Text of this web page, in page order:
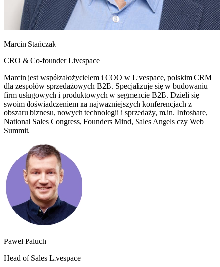
Marcin Stańczak
CRO & Co-founder Livespace
Marcin jest współzałożycielem i COO w Livespace, polskim CRM
dla zespołów sprzedażowych B2B. Specjalizuje się w budowaniu
firm usługowych i produktowych w segmencie B2B. Dzieli się
swoim doświadczeniem na najważniejszych konferencjach z
obszaru biznesu, nowych technologii i sprzedaży, m.in. Infoshare,
National Sales Congress, Founders Mind, Sales Angels czy Web
Summit.
Paweł Paluch
Head of Sales Livespace